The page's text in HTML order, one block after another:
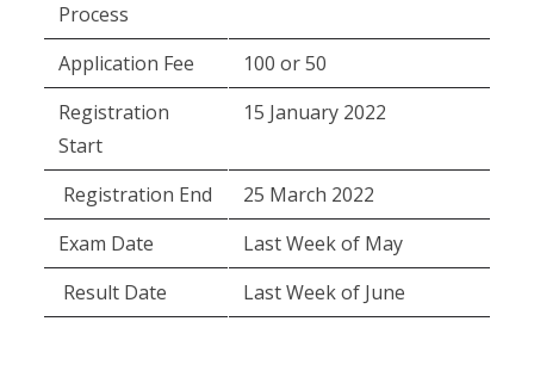
Process
Application Fee
100 or 50
Registration
Start
15 January 2022
Registration End
25 March 2022
Exam Date
Last Week of May
Result Date
Last Week of June